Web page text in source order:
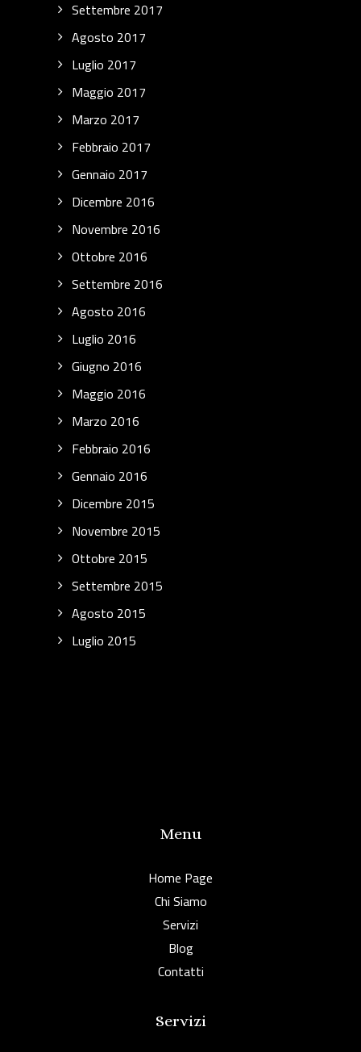
Settembre 2017
Agosto 2017
Luglio 2017
Maggio 2017
Marzo 2017
Febbraio 2017
Gennaio 2017
Dicembre 2016
Novembre 2016
Ottobre 2016
Settembre 2016
Agosto 2016
Luglio 2016
Giugno 2016
Maggio 2016
Marzo 2016
Febbraio 2016
Gennaio 2016
Dicembre 2015
Novembre 2015
Ottobre 2015
Settembre 2015
Agosto 2015
Luglio 2015
Menu
Home Page
Chi Siamo
Servizi
Blog
Contatti
Servizi